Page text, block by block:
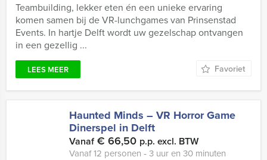
Teambuilding, lekker eten én een unieke ervaring
komen samen bij de VR-lunchgames van Prinsenstad
Events. In hartje Delft wordt uw gezelschap ontvangen
in een gezellig ...
LEES MEER Favoriet
Haunted Minds – VR Horror Game
Dinerspel in Delft
Vanaf€ 66,50 p.p. excl. BTW
Vanaf 12 personen ‐ 3 uur en 30 minuten